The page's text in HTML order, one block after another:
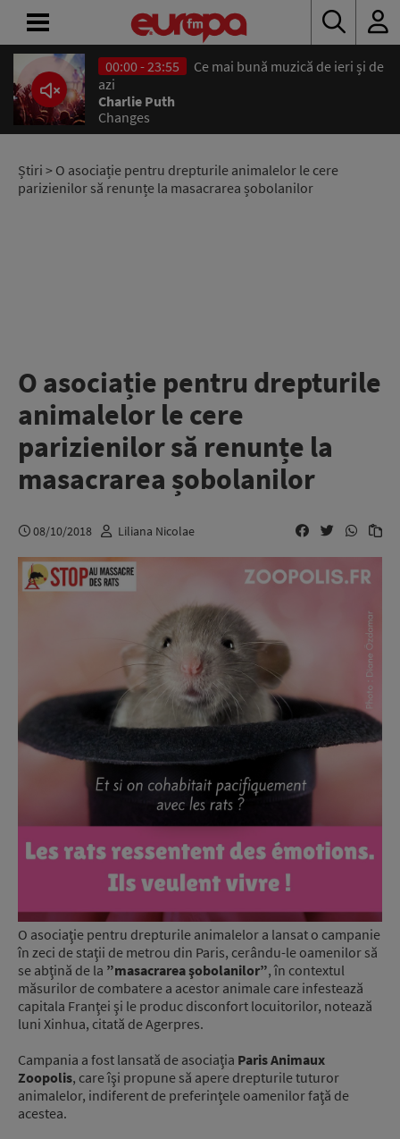
00:00 - 23:55
Ce mai bună muzică de ieri și de
azi
Charlie Puth
Changes
Știri > O asociație pentru drepturile animalelor le cere
parizienilor să renunțe la masacrarea șobolanilor
O asociație pentru drepturile
animalelor le cere
parizienilor să renunțe la
masacrarea șobolanilor
08/10/2018 Liliana Nicolae
O asociaţie pentru drepturile animalelor a lansat o campanie
în zeci de staţii de metrou din Paris, cerându-le oamenilor să
se abţină de la ”masacrarea şobolanilor”, în contextul
măsurilor de combatere a acestor animale care infestează
capitala Franţei şi le produc disconfort locuitorilor, notează
luni Xinhua, citată de Agerpres.
Campania a fost lansată de asociaţia Paris Animaux
Zoopolis, care îşi propune să apere drepturile tuturor
animalelor, indiferent de preferinţele oamenilor faţă de
acestea.
ACASĂ
ȘTIRI
RADIO